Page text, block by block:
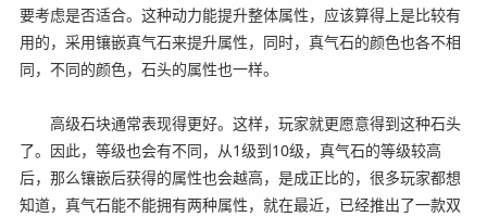
要考虑是否适合。这种动力能提升整体属性，应该算得上是比较有
用的，采用镶嵌真气石来提升属性，同时，真气石的颜色也各不相
同，不同的颜色，石头的属性也一样。
高级石块通常表现得更好。这样，玩家就更愿意得到这种石头
了。因此，等级也会有不同，从1级到10级，真气石的等级较高
后，那么镶嵌后获得的属性也会越高，是成正比的，很多玩家都想
知道，真气石能不能拥有两种属性，就在最近，已经推出了一款双